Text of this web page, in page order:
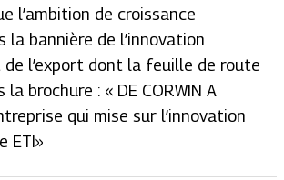
l’ambition de croissance
la bannière de l’innovation
l’export dont la feuille de route
brochure : « DE CORWIN A
qui mise sur l’innovation
ETI»